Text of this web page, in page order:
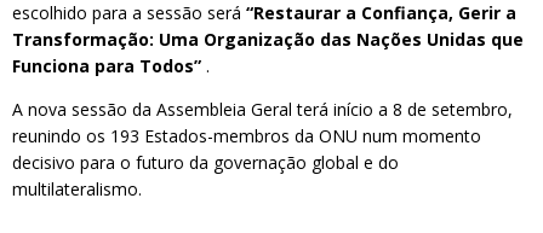
escolhido para a sessão será “Restaurar a Confiança, Gerir a
Transformação: Uma Organização das Nações Unidas que
Funciona para Todos” .
A nova sessão da Assembleia Geral terá início a 8 de setembro,
reunindo os 193 Estados-membros da ONU num momento
decisivo para o futuro da governação global e do
multilateralismo.